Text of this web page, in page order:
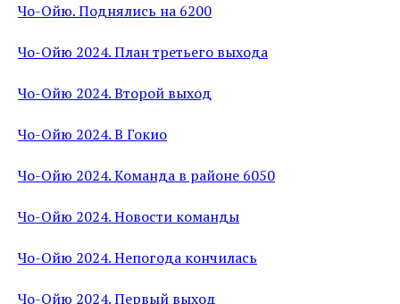
Чо-Ойю. Поднялись на 6200
Чо-Ойю 2024. План третьего выхода
Чо-Ойю 2024. Второй выход
Чо-Ойю 2024. В Гокио
Чо-Ойю 2024. Команда в районе 6050
Чо-Ойю 2024. Новости команды
Чо-Ойю 2024. Непогода кончилась
Чо-Ойю 2024. Первый выход